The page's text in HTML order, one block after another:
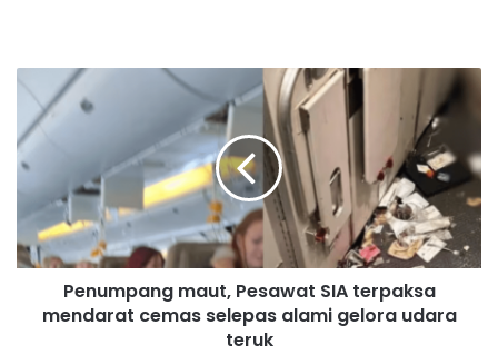
u
m
a
n
g
Penumpang maut, Pesawat SIA terpaksa
mendarat cemas selepas alami gelora udara
teruk